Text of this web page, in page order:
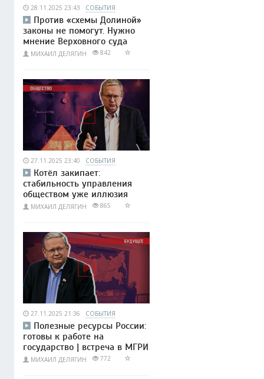
28.11.2025 23:43 СОБЫТИЯ
Против «схемы Долиной»
законы не помогут. Нужно
мнение Верховного суда
МИХАИЛ ДЕЛЯГИН 842
27.11.2025 23:40 СОБЫТИЯ
Котёл закипает:
стабильность управления
обществом уже иллюзия
МИХАИЛ ДЕЛЯГИН 865
27.11.2025 21:36 СОБЫТИЯ
Полезные ресурсы России:
готовы к работе на
государство | встреча в МГРИ
МИХАИЛ ДЕЛЯГИН 772